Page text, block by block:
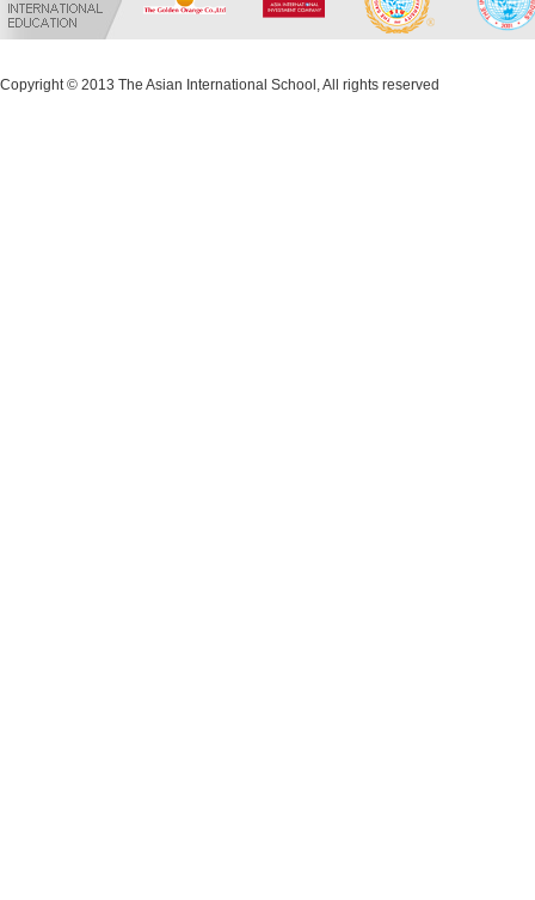
Copyright © 2013 The Asian International School, All rights reserved